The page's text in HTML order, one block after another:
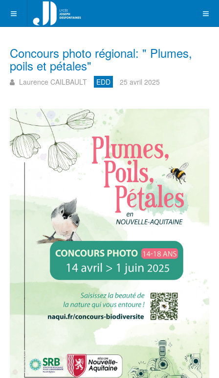
Concours photo régional: " Plumes,
poils et pétales"
Laurence CAILBAULT EDD 25 avril 2025